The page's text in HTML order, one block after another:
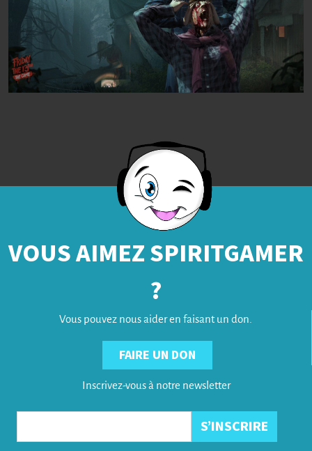
VOUS AIMEZ SPIRITGAMER
?
Vous pouvez nous aider en faisant un don.
FAIRE UN DON
Inscrivez-vous à notre newsletter